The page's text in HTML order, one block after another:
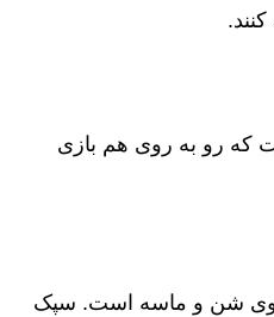
که رو به روی هم بازی
روی شن و ماسه است. سپک